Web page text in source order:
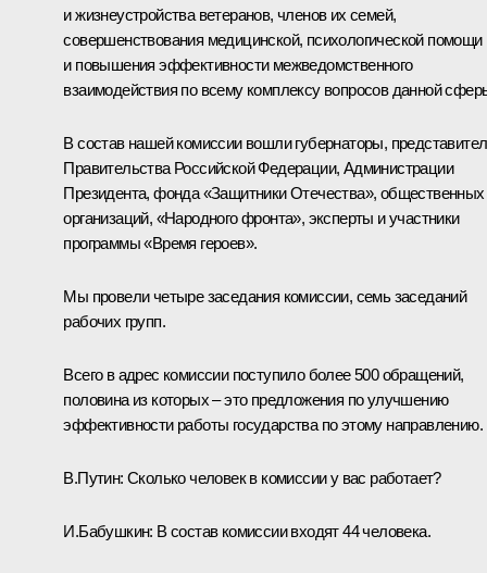
и жизнеустройства ветеранов, членов их семей,
совершенствования медицинской, психологической помощи
и повышения эффективности межведомственного
взаимодействия по всему комплексу вопросов данной
В состав нашей комиссии вошли губернаторы,
Правительства Российской Федерации, Администрации
Президента, фонда «Защитники Отечества», общественных
организаций, «Народного фронта», эксперты и участники
программы «Время героев».
Мы провели четыре заседания комиссии, семь заседаний
рабочих групп.
Всего в адрес комиссии поступило более 500 обращений,
половина из которых – это предложения по улучшению
эффективности работы государства по этому направлению.
В.Путин: Сколько человек в комиссии у вас работает?
И.Бабушкин: В состав комиссии входят 44 человека.